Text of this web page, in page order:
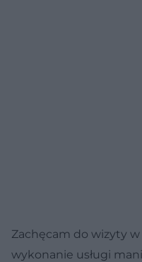
Zachęcam do wizyty
wykonanie usługi